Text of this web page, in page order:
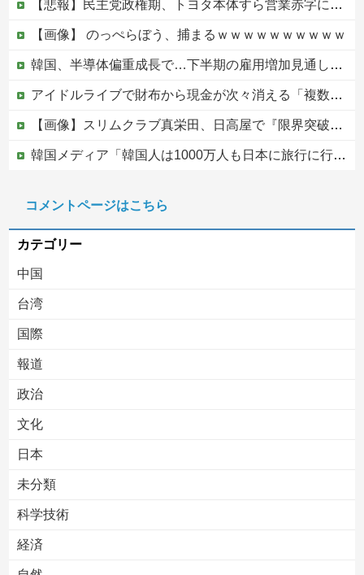
【悲報】民主党政権期、トヨタ本体すら営業赤字になる「超円高」…中小企業の景況も厳しい水準だった←これエグいよな他
【画像】 のっぺらぼう、捕まるｗｗｗｗｗｗｗｗｗｗ
韓国、半導体偏重成長で…下半期の雇用増加見通しは20万人→10万人に半減
アイドルライブで財布から現金が次々消える「複数のお客様より被害報告」警察に相談へ
【画像】スリムクラブ真栄田、日高屋で『限界突破のドカ食い』を披露するｗｗｗｗｗｗ
韓国メディア「韓国人は1000万人も日本に旅行に行ってあげるのに、どうして日本人は韓国に来ないのか」自国に魅力がないのを棚に上げて日本を分析
【悲しすぎる】埼玉県飯能市の件、やはり不法滞在ベトナム人でした
コメントページはこちら
カテゴリー
中国
台湾
国際
報道
政治
文化
日本
未分類
科学技術
経済